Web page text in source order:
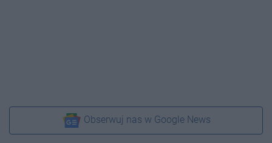
Obserwuj nas w Google News